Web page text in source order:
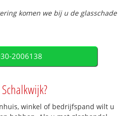
komen we bij u de glasschade
2006138
winkel of bedrijfspand wilt u